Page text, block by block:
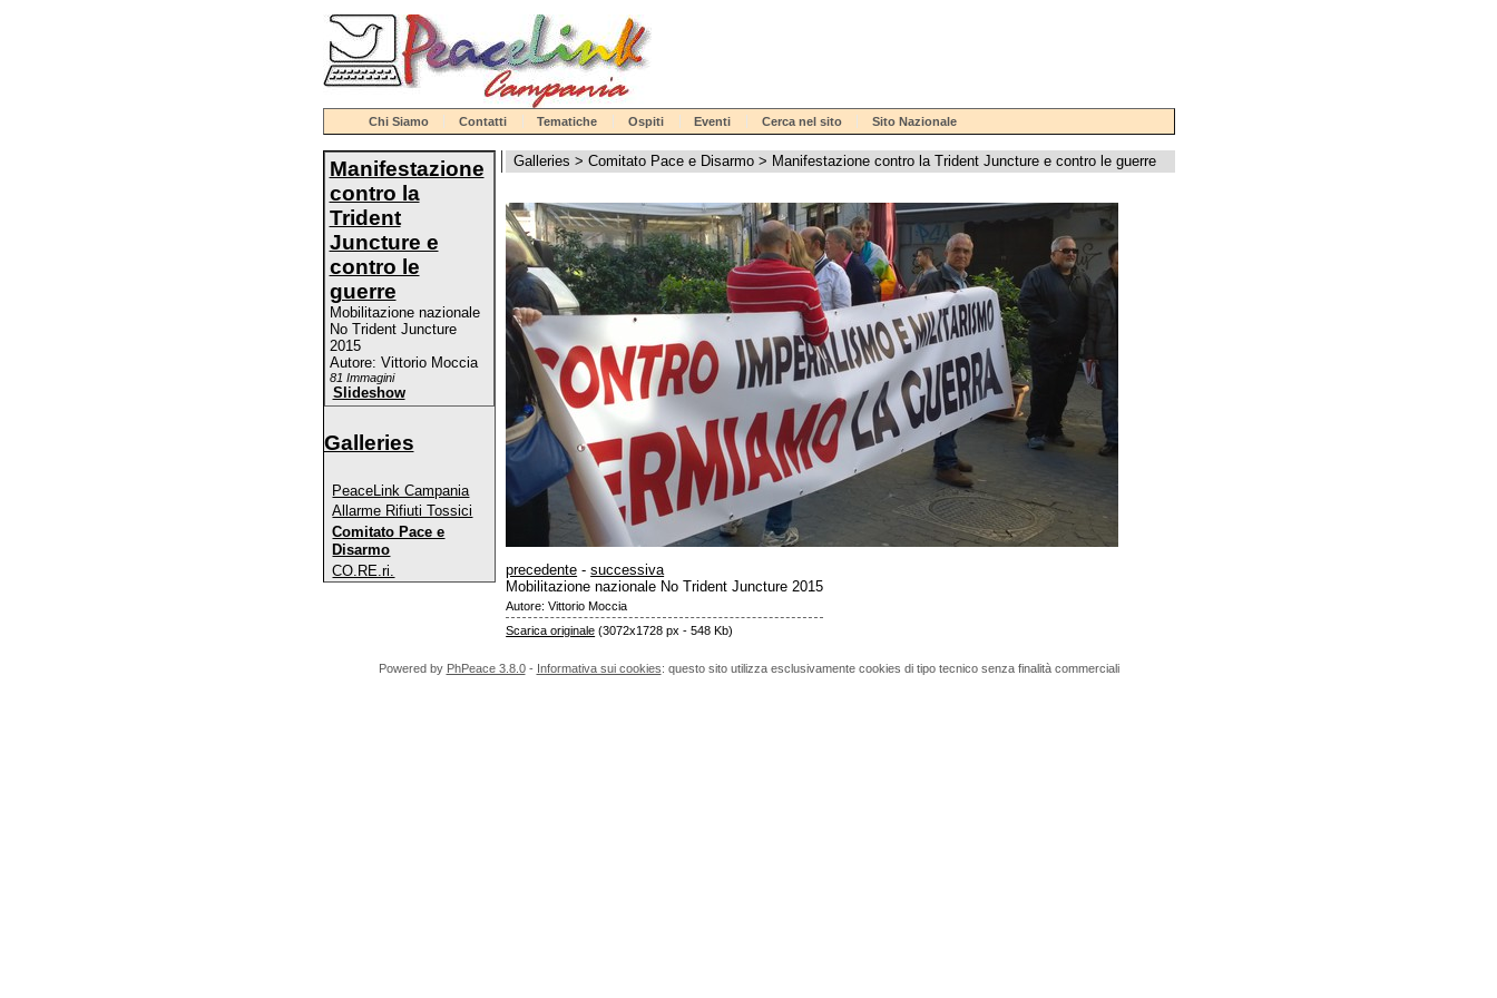
Chi Siamo Contatti Tematiche Ospiti Eventi Cerca nel sito Sito Nazionale
Manifestazione
contro la
Trident
Juncture e
contro le
guerre
Mobilitazione nazionale
No Trident Juncture
2015
Autore: Vittorio Moccia
81 Immagini
Slideshow
Galleries
PeaceLink Campania
Allarme Rifiuti Tossici
Comitato Pace e
Disarmo
CO.RE.ri.
Galleries > Comitato Pace e Disarmo> Manifestazione contro la Trident Juncture e contro le guerre
precedente -successiva
Mobilitazione nazionale No Trident Juncture 2015
Autore: Vittorio Moccia
Scarica originale (3072x1728 px - 548 Kb)
Powered by PhPeace 3.8.0- Informativa sui cookies: questo sito utilizza esclusivamente cookies di tipo tecnico senza finalità commerciali